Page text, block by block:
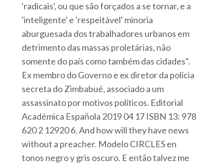
'radicais', ou que são forçados a se tornar, e a
'inteligente' e 'respeitável' minoria
aburguesada dos trabalhadores urbanos em
detrimento das massas proletárias, não
somente do país como também das cidades".
Ex membro do Governo e ex diretor da polícia
secreta do Zimbabué, associado a um
assassinato por motivos políticos. Editorial
Académica Española 2019 04 17 ISBN 13: 978
620 2 12920 6. And how will they have news
without a preacher. Modelo CIRCLES en
tonos negro y gris oscuro. E então talvez me